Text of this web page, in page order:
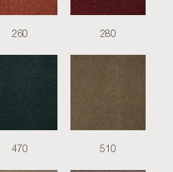
260 280
470 510